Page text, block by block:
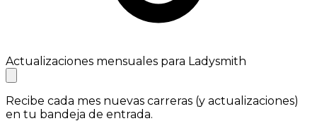
Actualizaciones mensuales para Ladysmith
Recibe cada mes nuevas carreras (y actualizaciones)
en tu bandeja de entrada.